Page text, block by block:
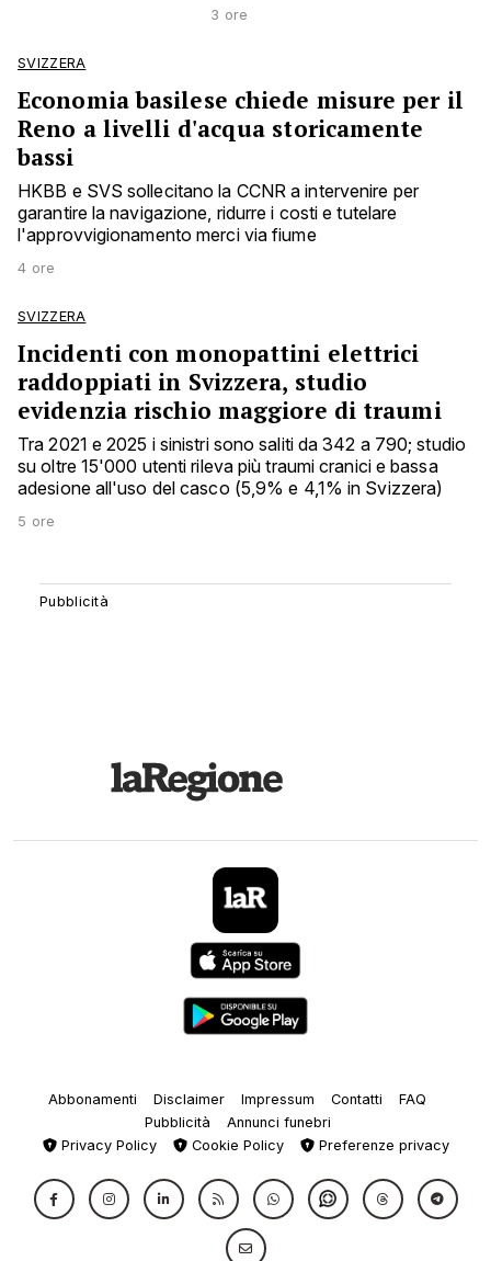
3 ore
SVIZZERA
Economia basilese chiede misure per il
Reno a livelli d'acqua storicamente
bassi
HKBB e SVS sollecitano la CCNR a intervenire per
garantire la navigazione, ridurre i costi e tutelare
l'approvvigionamento merci via fiume
4 ore
SVIZZERA
Incidenti con monopattini elettrici
raddoppiati in Svizzera, studio
evidenzia rischio maggiore di traumi
Tra 2021 e 2025 i sinistri sono saliti da 342 a 790; studio
su oltre 15'000 utenti rileva più traumi cranici e bassa
adesione all'uso del casco (5,9% e 4,1% in Svizzera)
5 ore
Abbonamenti Disclaimer Impressum Contatti
FAQ
Pubblicità
Annunci funebri
Privacy Policy
Cookie Policy Preferenze privacy